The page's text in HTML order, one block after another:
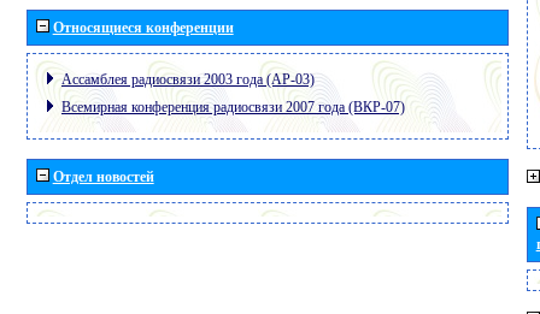
Относящиеся конференции
Ассамблея радиосвязи 2003 года (АР-03)
Всемирная конференция радиосвязи 2007 года (ВКР-07)
Отдел новостей